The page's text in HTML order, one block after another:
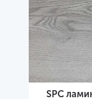
SPC